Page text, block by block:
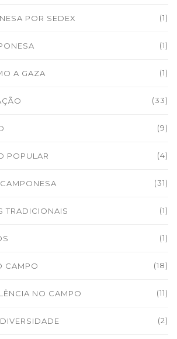
POR SEDEX (1)
(1)
A GAZA (1)
(33)
(9)
POPULAR (4)
(31)
TRADICIONAIS (1)
(1)
CAMPO (18)
NO CAMPO (11)
(2)